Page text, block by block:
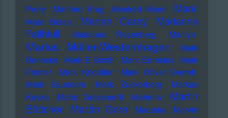
Perry
Manfred Krug Manfred Mann Mani
Marc Bolan Mariah Carey
Marianne
Faithfull
Marianne Rosenberg Marilyn
Marius Müller-Westernhagen
Mark
Benecke Mark E Smith Mark Ernestus Mark
Forster
Mark Knopfler
Mark Oliver Everett
Mark Saunders
Mark Zuckerberg
Markus
Kavka
Marlo Grosshardt Marteria
Martin
Böttcher Martin Gore Marusha
Marvin